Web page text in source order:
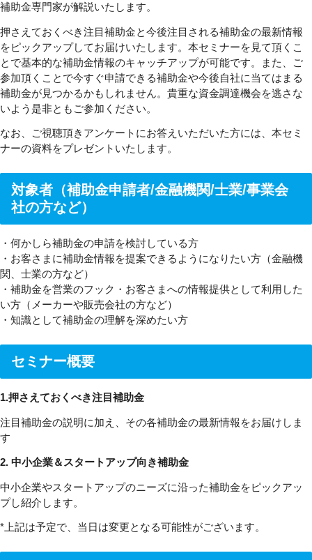
補助金専門家が解説いたします。
押さえておくべき注目補助金と今後注目される補助金の最新情報
をピックアップしてお届けいたします。本セミナーを見て頂くこ
とで基本的な補助金情報のキャッチアップが可能です。また、ご
参加頂くことで今すぐ申請できる補助金や今後自社に当てはまる
補助金が見つかるかもしれません。貴重な資金調達機会を逃さな
いよう是非ともご参加ください。
なお、ご視聴頂きアンケートにお答えいただいた方には、本セミ
ナーの資料をプレゼントいたします。
対象者（補助金申請者/金融機関/士業/事業会
社の方など）
・何かしら補助金の申請を検討している方
・お客さまに補助金情報を提案できるようになりたい方（金融機
関、士業の方など）
・補助金を営業のフック・お客さまへの情報提供として利用した
い方（メーカーや販売会社の方など）
・知識として補助金の理解を深めたい方
セミナー概要
1.押さえておくべき注目補助金
注目補助金の説明に加え、その各補助金の最新情報をお届けしま
す
2. 中小企業＆スタートアップ向き補助金
中小企業やスタートアップのニーズに沿った補助金をピックアッ
プし紹介します。
*上記は予定で、当日は変更となる可能性がございます。